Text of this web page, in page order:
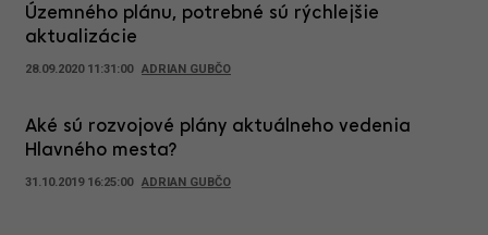
Územného plánu, potrebné sú rýchlejšie
aktualizácie
28.09.2020 11:31:00 ADRIAN GUBČO
Aké sú rozvojové plány aktuálneho vedenia
Hlavného mesta?
31.10.2019 16:25:00 ADRIAN GUBČO